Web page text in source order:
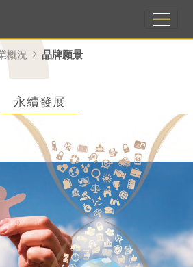
概況 品牌願景
永續發展